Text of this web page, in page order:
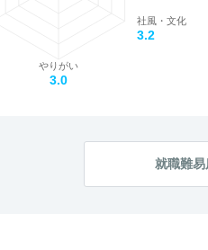
社風・文化
3.2
やりがい
3.0
就職難